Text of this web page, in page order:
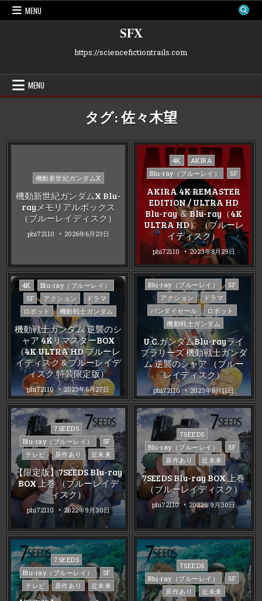
Skip
MENU
SFX
https://sciencefictiontrails.com
MENU
タグ:佐々木望
Posted
機動新世紀ガンダムX
機動新世紀ガンダムX Blu-
rayメモリアルボックス
（ブルーレイディスク）
phi72110 2026年6月23日
Posted
in
4K
AKIRA
Blu-ray（ブルーレイ）
SF
AKIRA 4K REMASTER
EDITION / ULTRA HD
Blu-ray ＆ Blu-ray（4K
ULTRA HD） （ブルーレ
イディスク）
phi72110 2023年8月29日
Posted
in
4K
Blu-ray（ブルーレイ）
SF
アクション
ドラマ
ロボット
機動戦士ガンダム
機動戦士ガンダム 逆襲のシ
ャア 4KリマスターBOX
（4K ULTRA HD ブルーレ
イディスク＆ブルーレイデ
ィスク 特装限定版）
phi72110 2023年6月27日
Posted
Blu-ray（ブルーレイ）
SF
アクション
ドラマ
バンダイセール
ロボット
機動戦士ガンダム
U.C.ガンダムBlu-rayライ
ブラリーズ 機動戦士ガンダ
ム 逆襲のシャア （ブルー
レイディスク）
phi72110 2023年6月11日
Posted
in
7SEEDS
Blu-ray（ブルーレイ）
SF
テレビ
原作あり 近未来
【限定版】7SEEDS Blu-ray
BOX 上巻 （ブルーレイデ
ィスク）
phi72110 2022年9月30日
Posted
in
7SEEDS
Blu-ray（ブルーレイ）
SF
原作あり
近未来
7SEEDS Blu-ray BOX 上巻
（ブルーレイディスク）
phi72110 2022年9月30日
Posted
in
7SEEDS
Blu-ray（ブルーレイ）
SF
テレビ
原作あり 近未来
Posted
in
7SEEDS
Blu-ray（ブルーレイ）
SF
原作あり
近未来